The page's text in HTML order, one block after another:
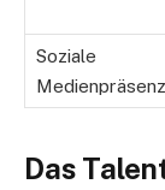
Soziale
Medienpräsenz
Das